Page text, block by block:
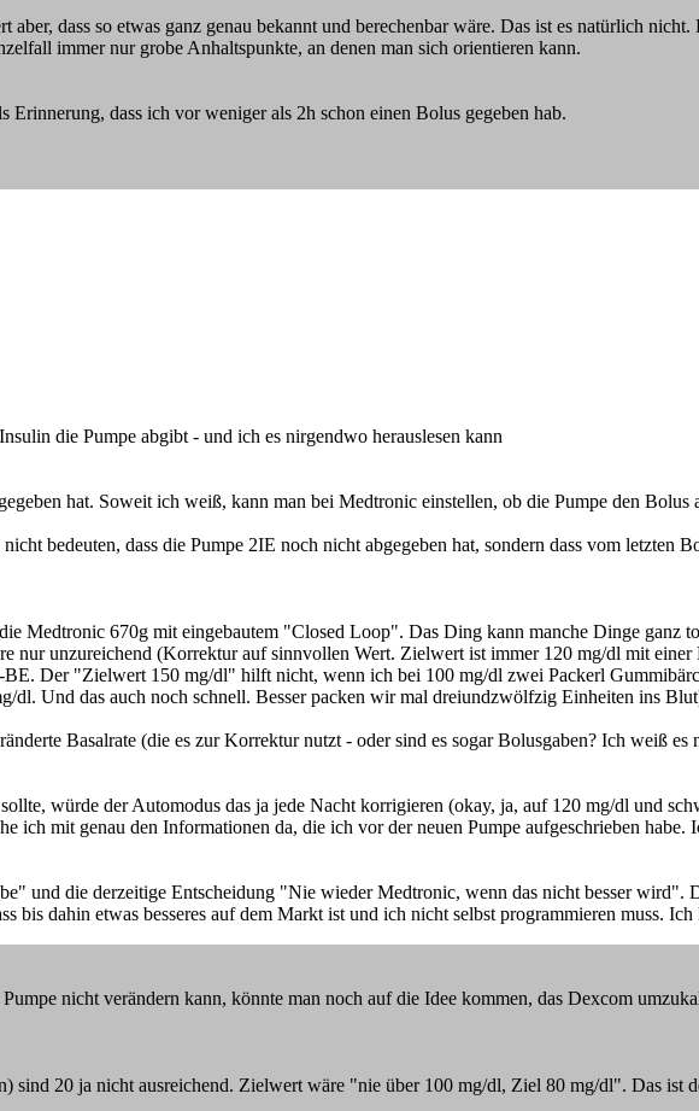
dass so etwas ganz genau bekannt und berechenbar wäre. Das ist es natürlich
immer nur grobe Anhaltspunkte, an denen man sich orientieren kann.
dass ich vor weniger als 2h schon einen Bolus gegeben hab.
die Pumpe abgibt - und ich es nirgendwo herauslesen kann
hat. Soweit ich weiß, kann man bei Medtronic einstellen, ob die Pumpe den
bedeuten, dass die Pumpe 2IE noch nicht abgegeben hat, sondern dass vom letzten
Medtronic 670g mit eingebautem "Closed Loop". Das Ding kann manche Dinge ganz
nur unzureichend (Korrektur auf sinnvollen Wert. Zielwert ist immer 120 mg/dl mit
Der "Zielwert 150 mg/dl" hilft nicht, wenn ich bei 100 mg/dl zwei Packerl
dl. Und das auch noch schnell. Besser packen wir mal dreiundzwölfzig Einheiten ins
Basalrate (die es zur Korrektur nutzt - oder sind es sogar Bolusgaben? Ich weiß
würde der Automodus das ja jede Nacht korrigieren (okay, ja, auf 120 mg/dl und
ich mit genau den Informationen da, die ich vor der neuen Pumpe aufgeschrieben habe.
und die derzeitige Entscheidung "Nie wieder Medtronic, wenn das nicht besser wird".
bis dahin etwas besseres auf dem Markt ist und ich nicht selbst programmieren muss.
nicht verändern kann, könnte man noch auf die Idee kommen, das Dexcom
sind 20 ja nicht ausreichend. Zielwert wäre "nie über 100 mg/dl, Ziel 80 mg/dl". Das ist